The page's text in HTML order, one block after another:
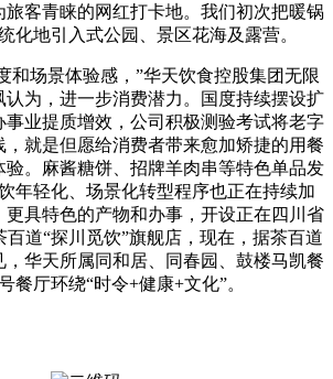
旅客青睐的网红打卡地。我们初次把暖锅
化地引入式公园、景区花海及露营。
场景体验感，”华天饮食控股集团无限
认为，进一步消费潜力。国度持续摆设扩
事业提质增效，公司积极测验考试将老字
就是但愿给消费者带来愈加矫捷的用餐
验。麻酱糖饼、招牌羊肉串等特色单品发
年轻化、场景化转型程序也正在持续加
更具特色的产物和办事，开设正在四川省
百道“探川觅饮”旗舰店，现在，据茶百道
华天所属同和居、同春园、鼓楼马凯餐
餐厅环绕“时令+健康+文化”。